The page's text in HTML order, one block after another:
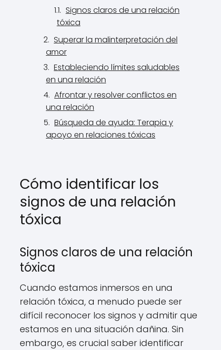
Signos claros de una relación
tóxica
Superar la malinterpretación del
amor
Estableciendo límites saludables
en una relación
Afrontar y resolver conflictos en
una relación
Búsqueda de ayuda: Terapia y
apoyo en relaciones tóxicas
Cómo identificar los
signos de una relación
tóxica
Signos claros de una relación
tóxica
Cuando estamos inmersos en una
relación tóxica, a menudo puede ser
difícil reconocer los signos y admitir que
estamos en una situación dañina. Sin
embargo, es crucial saber identificar